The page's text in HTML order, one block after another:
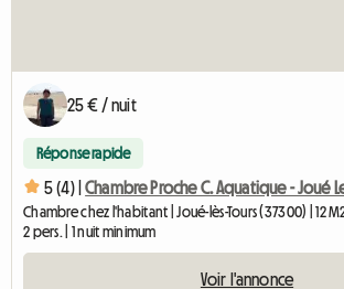
25 € / nuit
Réponse rapide
5 (4) | Chambre Proche C. Aquatique - Joué
Chambre chez l'habitant | Joué-lès-Tours (37300) | 12
2 pers. | 1 nuit minimum
Voir l'annonce